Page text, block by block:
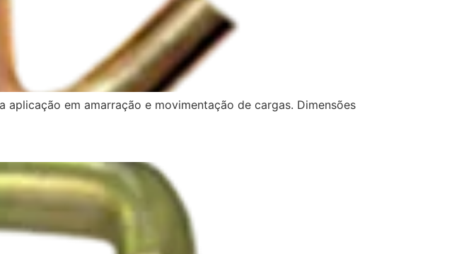
em amarração e movimentação de cargas. Dimensões